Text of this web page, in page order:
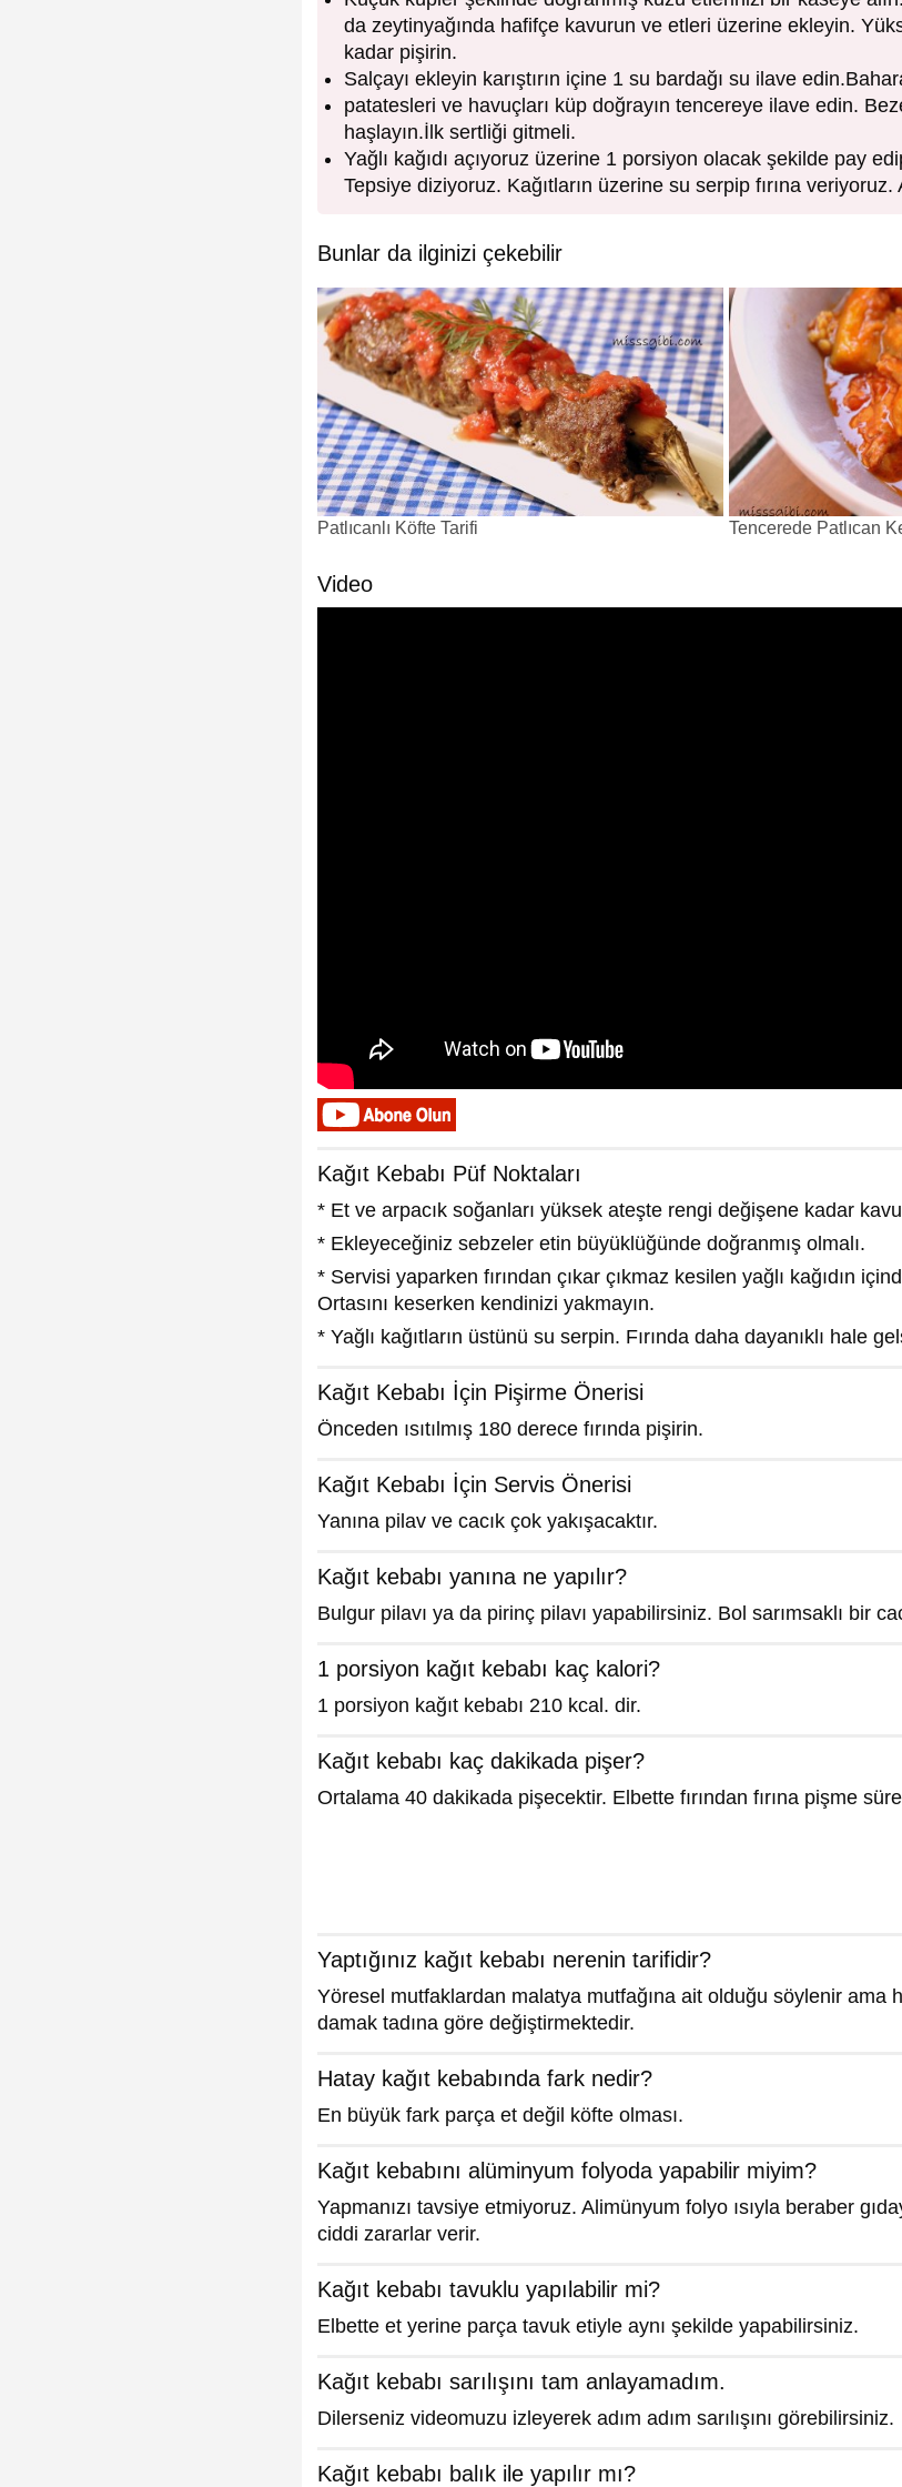
da zeytinyağında hafifçe kavurun ve etleri üzerine ekleyin.
kadar pişirin.
Salçayı ekleyin karıştırın içine 1 su bardağı su ilave
patatesleri ve havuçları küp doğrayın tencereye ilave edin.
haşlayın.İlk sertliği gitmeli.
Yağlı kağıdı açıyoruz üzerine 1 porsiyon olacak şekilde pay
Tepsiye diziyoruz. Kağıtların üzerine su serpip fırına veriyoruz.
Bunlar da ilginizi çekebilir
Patlıcanlı Köfte Tarifi Tencerede Patlıcan
Video
Kağıt Kebabı Püf Noktaları
* Et ve arpacık soğanları yüksek ateşte rengi değişene kadar
* Ekleyeceğiniz sebzeler etin büyüklüğünde doğranmış olmalı.
* Servisi yaparken fırından çıkar çıkmaz kesilen yağlı kağıdın
Ortasını keserken kendinizi yakmayın.
* Yağlı kağıtların üstünü su serpin. Fırında daha dayanıklı hale
Kağıt Kebabı İçin Pişirme Önerisi
Önceden ısıtılmış 180 derece fırında pişirin.
Kağıt Kebabı İçin Servis Önerisi
Yanına pilav ve cacık çok yakışacaktır.
Kağıt kebabı yanına ne yapılır?
Bulgur pilavı ya da pirinç pilavı yapabilirsiniz. Bol sarımsaklı bir
1 porsiyon kağıt kebabı kaç kalori?
1 porsiyon kağıt kebabı 210 kcal. dir.
Kağıt kebabı kaç dakikada pişer?
Ortalama 40 dakikada pişecektir. Elbette fırından fırına pişme
Yaptığınız kağıt kebabı nerenin tarifidir?
Yöresel mutfaklardan malatya mutfağına ait olduğu söylenir ama
damak tadına göre değiştirmektedir.
Hatay kağıt kebabında fark nedir?
En büyük fark parça et değil köfte olması.
Kağıt kebabını alüminyum folyoda yapabilir miyim?
Yapmanızı tavsiye etmiyoruz. Alimünyum folyo ısıyla beraber
ciddi zararlar verir.
Kağıt kebabı tavuklu yapılabilir mi?
Elbette et yerine parça tavuk etiyle aynı şekilde yapabilirsiniz.
Kağıt kebabı sarılışını tam anlayamadım.
Dilerseniz videomuzu izleyerek adım adım sarılışını görebilirsiniz.
Kağıt kebabı balık ile yapılır mı?